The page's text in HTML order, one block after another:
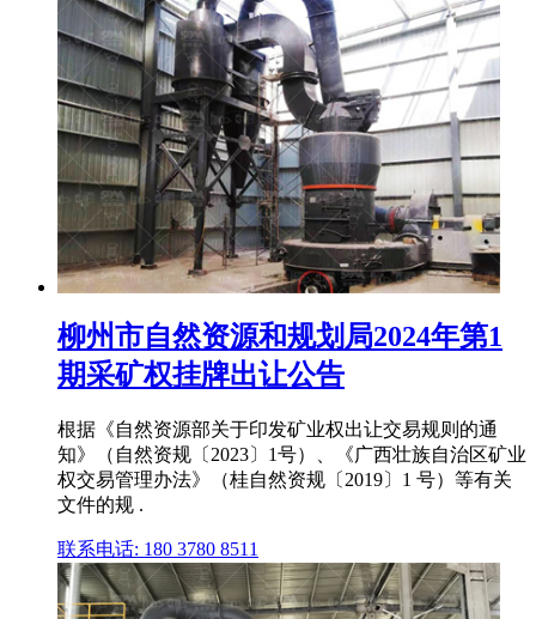
柳州市自然资源和规划局2024年第1
期采矿权挂牌出让公告
根据《自然资源部关于印发矿业权出让交易规则的通
知》（自然资规〔2023〕1号）、《广西壮族自治区矿业
权交易管理办法》（桂自然资规〔2019〕1 号）等有关
文件的规 .
联系电话: 180 3780 8511